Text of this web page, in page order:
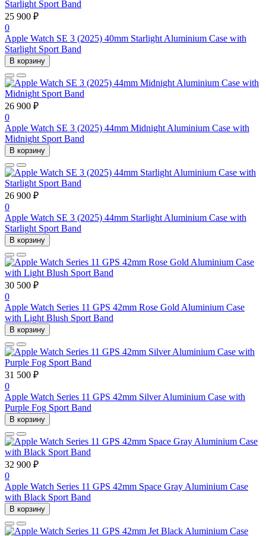
25 900 ₽
0
Apple Watch SE 3 (2025) 40mm Starlight Aluminium Case with
Starlight Sport Band
В корзину
26 900 ₽
0
Apple Watch SE 3 (2025) 44mm Midnight Aluminium Case with
Midnight Sport Band
В корзину
26 900 ₽
0
Apple Watch SE 3 (2025) 44mm Starlight Aluminium Case with
Starlight Sport Band
В корзину
30 500 ₽
0
Apple Watch Series 11 GPS 42mm Rose Gold Aluminium Case
with Light Blush Sport Band
В корзину
31 500 ₽
0
Apple Watch Series 11 GPS 42mm Silver Aluminium Case with
Purple Fog Sport Band
В корзину
32 900 ₽
0
Apple Watch Series 11 GPS 42mm Space Gray Aluminium Case
with Black Sport Band
В корзину